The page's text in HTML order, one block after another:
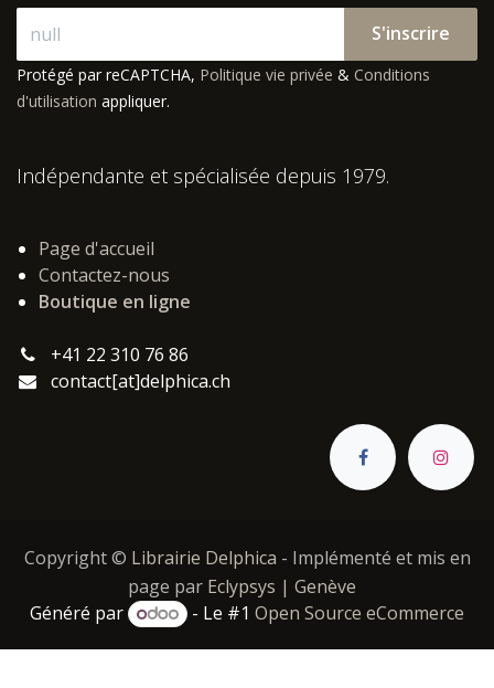
S'inscrire
Protégé par reCAPTCHA, Politique vie privée & Conditions
d'utilisation appliquer.
Indépendante et spécialisée depuis 1979.
Page d'accueil
Contactez-nous
Boutique en ligne
+41 22 310 76 86
contact[at]delphica.ch
Copyright © Librairie Delphica - Implémenté et mis en
page par Eclypsys | Genève
Généré par
- Le #1Open Source eCommerce